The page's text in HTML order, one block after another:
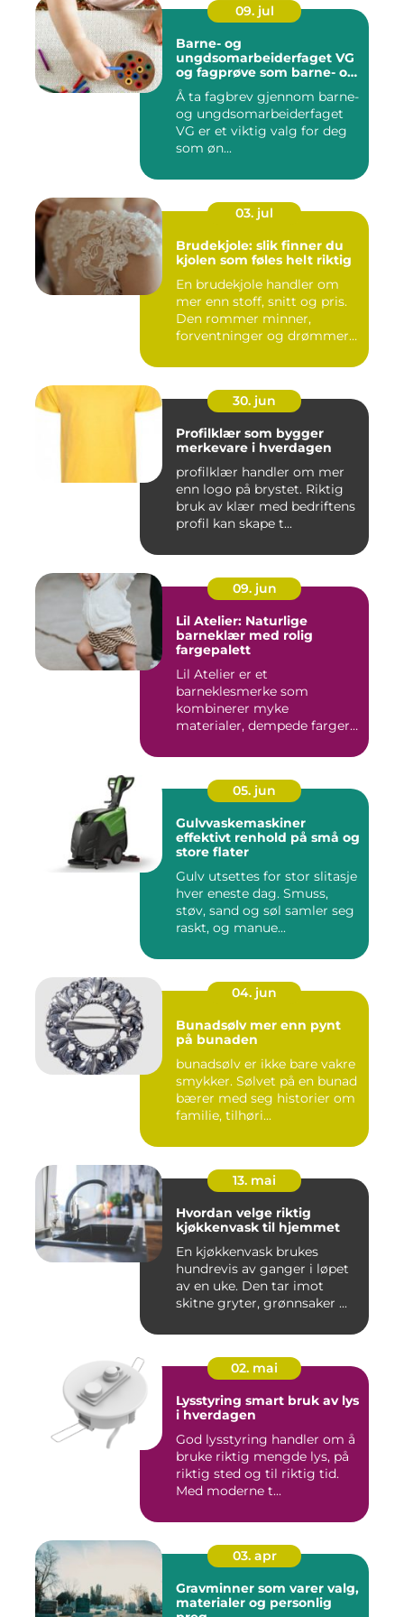
09. jul
Barne- og
ungdsomarbeiderfaget VG
og fagprøve som barne- og
ungdomsarbeider
Å ta fagbrev gjennom barne-
og ungdsomarbeiderfaget
VG er et viktig valg for deg
som øn...
03. jul
Brudekjole: slik finner du
kjolen som føles helt riktig
En brudekjole handler om
mer enn stoff, snitt og pris.
Den rommer minner,
forventninger og drømmer
30. jun
Profilklær som bygger
merkevare i hverdagen
profilklær handler om mer
enn logo på brystet. Riktig
bruk av klær med bedriftens
profil kan skape t...
09. jun
Lil Atelier: Naturlige
barneklær med rolig
fargepalett
Lil Atelier er et
barneklesmerke som
kombinerer myke
materialer, dempede farger
05. jun
Gulvvaskemaskiner
effektivt renhold på små og
store flater
Gulv utsettes for stor slitasje
hver eneste dag. Smuss,
støv, sand og søl samler seg
raskt, og manue...
04. jun
Bunadsølv mer enn pynt
på bunaden
bunadsølv er ikke bare vakre
smykker. Sølvet på en bunad
bærer med seg historier om
familie, tilhøri...
13. mai
Hvordan velge riktig
kjøkkenvask til hjemmet
En kjøkkenvask brukes
hundrevis av ganger i løpet
av en uke. Den tar imot
skitne gryter, grønnsaker ...
02. mai
Lysstyring smart bruk av lys
i hverdagen
God lysstyring handler om å
bruke riktig mengde lys, på
riktig sted og til riktig tid.
Med moderne t...
03. apr
Gravminner som varer valg,
materialer og personlig